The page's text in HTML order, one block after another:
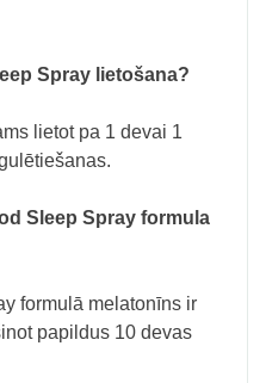
Spray lietošana?
lietot pa 1 devai 1
Sleep Spray formula
formulā melatonīns ir
papildus 10 devas